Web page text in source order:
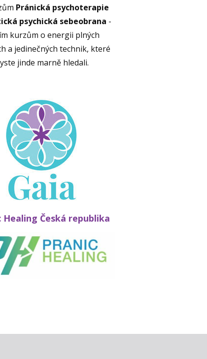
Pránická psychoterapie
psychická sebeobrana -
kurzům o energii plných
a jedinečných technik, které
jinde marně hledali.
Healing Česká republika